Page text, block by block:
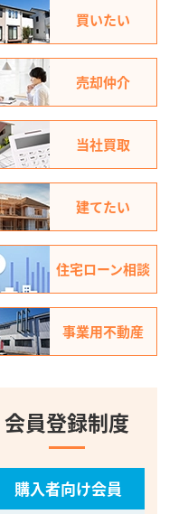
買いたい
売却仲介
当社買取
建てたい
住宅ローン相談
事業用不動産
会員登録制度
購入者向け会員